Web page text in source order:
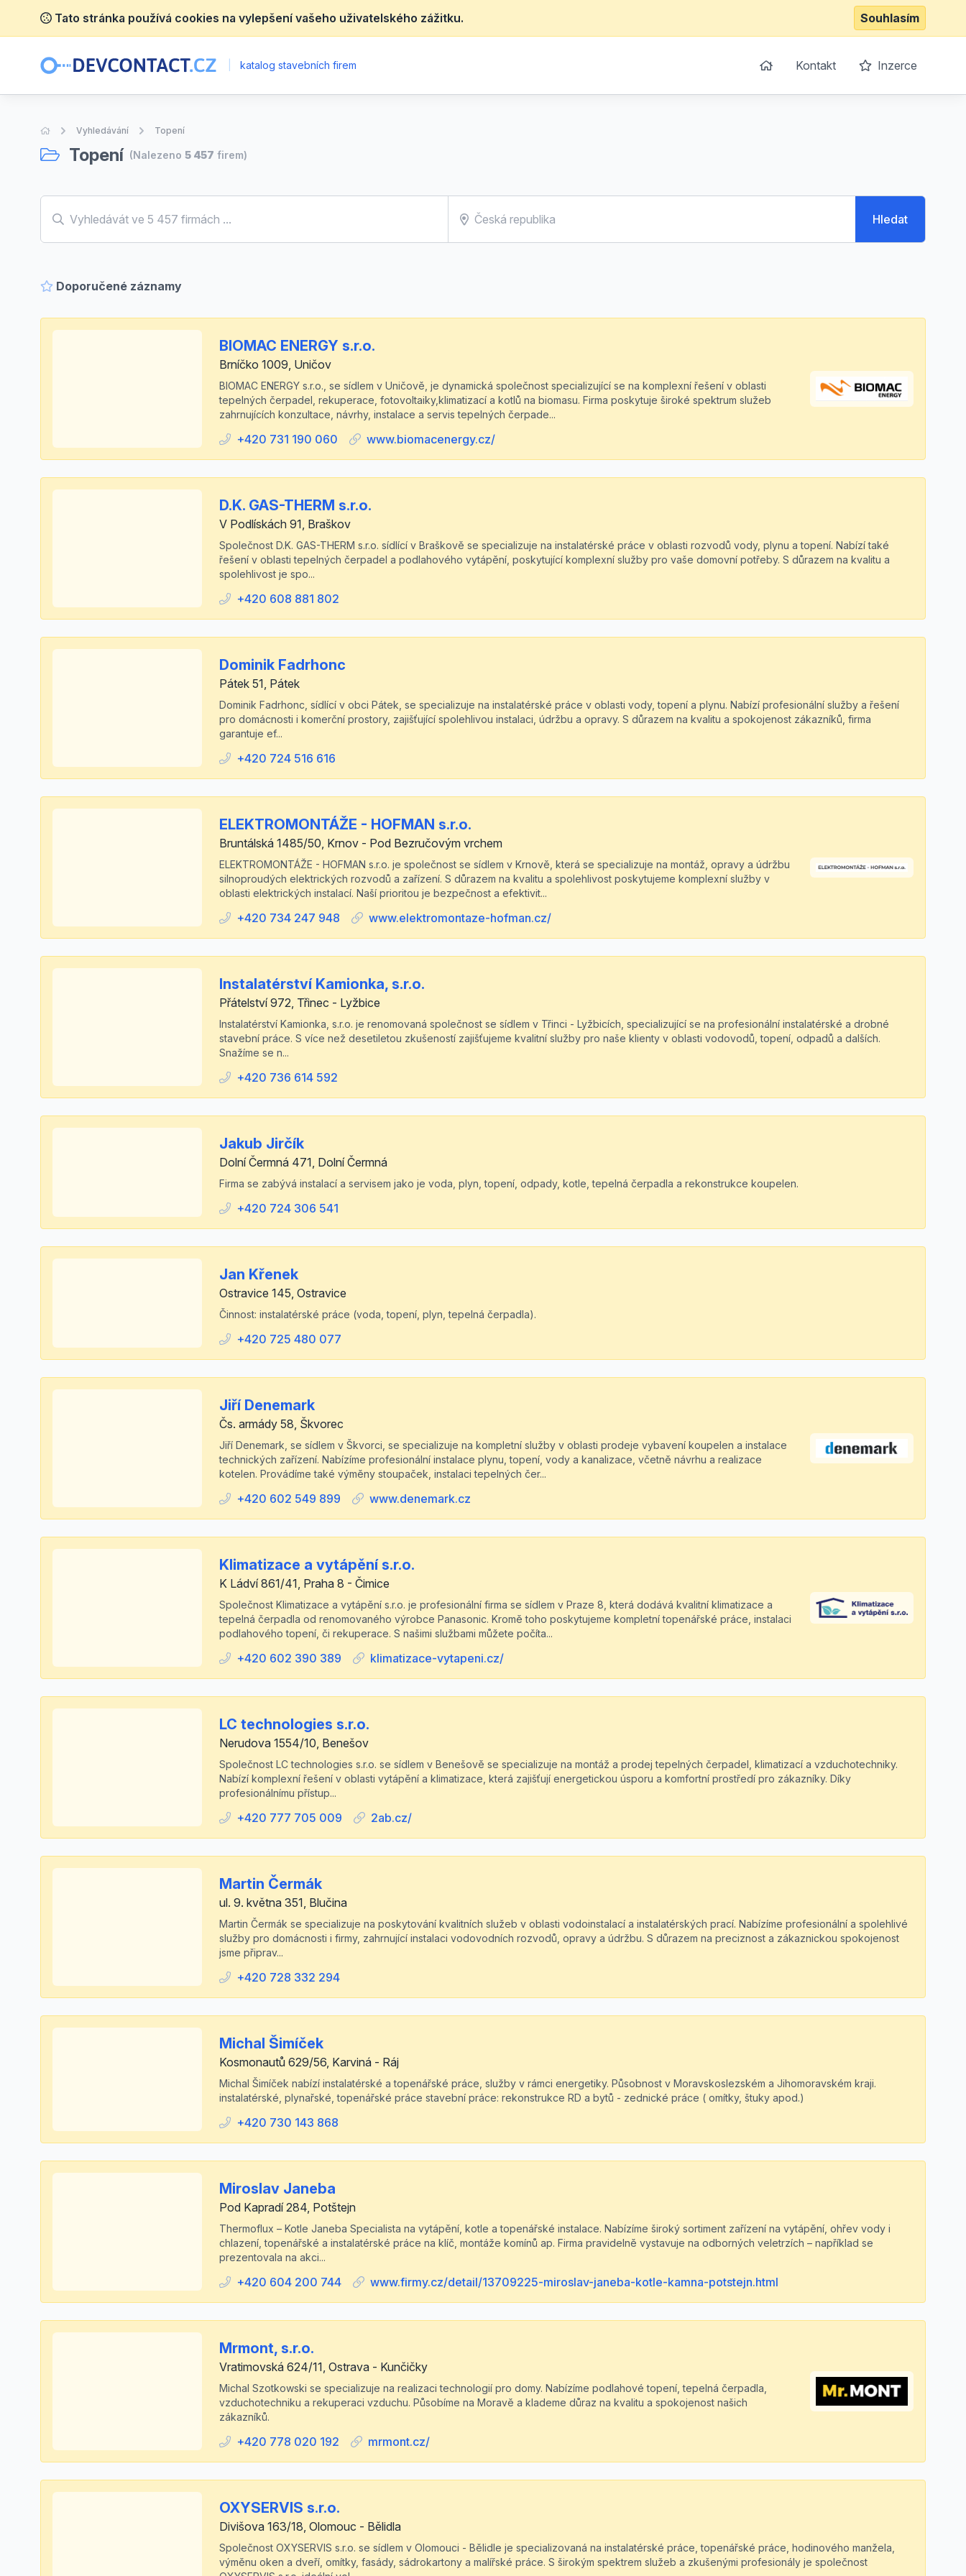
Tato stránka používá cookies na vylepšení vašeho uživatelského zážitku. Souhlasím
katalog stavebních firem Kontakt Inzerce
Úvodní stránka
Vyhledávání Topení
Topení (Nalezeno 5 457 firem)
Hledat
Doporučené záznamy
BIOMAC ENERGY s.r.o.
Brníčko 1009, Uničov
BIOMAC ENERGY s.r.o., se sídlem v Uničově, je dynamická společnost specializující se na komplexní řešení v oblasti
tepelných čerpadel, rekuperace, fotovoltaiky,klimatizací a kotlů na biomasu. Firma poskytuje široké spektrum služeb
zahrnujících konzultace, návrhy, instalace a servis tepelných čerpade...
+420 731 190 060 www.biomacenergy.cz/
D.K. GAS-THERM s.r.o.
V Podlískách 91, Braškov
Společnost D.K. GAS-THERM s.r.o. sídlící v Braškově se specializuje na instalatérské práce v oblasti rozvodů vody, plynu a topení. Nabízí také
řešení v oblasti tepelných čerpadel a podlahového vytápění, poskytující komplexní služby pro vaše domovní potřeby. S důrazem na kvalitu a
spolehlivost je spo...
+420 608 881 802
Dominik Fadrhonc
Pátek 51, Pátek
Dominik Fadrhonc, sídlící v obci Pátek, se specializuje na instalatérské práce v oblasti vody, topení a plynu. Nabízí profesionální služby a řešení
pro domácnosti i komerční prostory, zajišťující spolehlivou instalaci, údržbu a opravy. S důrazem na kvalitu a spokojenost zákazníků, firma
garantuje ef...
+420 724 516 616
ELEKTROMONTÁŽE - HOFMAN s.r.o.
Bruntálská 1485/50, Krnov - Pod Bezručovým vrchem
ELEKTROMONTÁŽE - HOFMAN s.r.o. je společnost se sídlem v Krnově, která se specializuje na montáž, opravy a údržbu
silnoproudých elektrických rozvodů a zařízení. S důrazem na kvalitu a spolehlivost poskytujeme komplexní služby v
oblasti elektrických instalací. Naší prioritou je bezpečnost a efektivit...
+420 734 247 948 www.elektromontaze-hofman.cz/
Instalatérství Kamionka, s.r.o.
Přátelství 972, Třinec - Lyžbice
Instalatérství Kamionka, s.r.o. je renomovaná společnost se sídlem v Třinci - Lyžbicích, specializující se na profesionální instalatérské a drobné
stavební práce. S více než desetiletou zkušeností zajišťujeme kvalitní služby pro naše klienty v oblasti vodovodů, topení, odpadů a dalších.
Snažíme se n...
+420 736 614 592
Jakub Jirčík
Dolní Čermná 471, Dolní Čermná
Firma se zabývá instalací a servisem jako je voda, plyn, topení, odpady, kotle, tepelná čerpadla a rekonstrukce koupelen.
+420 724 306 541
Jan Křenek
Ostravice 145, Ostravice
Činnost: instalatérské práce (voda, topení, plyn, tepelná čerpadla).
+420 725 480 077
Jiří Denemark
Čs. armády 58, Škvorec
Jiří Denemark, se sídlem v Škvorci, se specializuje na kompletní služby v oblasti prodeje vybavení koupelen a instalace
technických zařízení. Nabízíme profesionální instalace plynu, topení, vody a kanalizace, včetně návrhu a realizace
kotelen. Provádíme také výměny stoupaček, instalaci tepelných čer...
+420 602 549 899 www.denemark.cz
Klimatizace a vytápění s.r.o.
K Ládví 861/41, Praha 8 - Čimice
Společnost Klimatizace a vytápění s.r.o. je profesionální firma se sídlem v Praze 8, která dodává kvalitní klimatizace a
tepelná čerpadla od renomovaného výrobce Panasonic. Kromě toho poskytujeme kompletní topenářské práce, instalaci
podlahového topení, či rekuperace. S našimi službami můžete počíta...
+420 602 390 389 klimatizace-vytapeni.cz/
LC technologies s.r.o.
Nerudova 1554/10, Benešov
Společnost LC technologies s.r.o. se sídlem v Benešově se specializuje na montáž a prodej tepelných čerpadel, klimatizací a vzduchotechniky.
Nabízí komplexní řešení v oblasti vytápění a klimatizace, která zajišťují energetickou úsporu a komfortní prostředí pro zákazníky. Díky
profesionálnímu přístup...
+420 777 705 009 2ab.cz/
Martin Čermák
ul. 9. května 351, Blučina
Martin Čermák se specializuje na poskytování kvalitních služeb v oblasti vodoinstalací a instalatérských prací. Nabízíme profesionální a spolehlivé
služby pro domácnosti i firmy, zahrnující instalaci vodovodních rozvodů, opravy a údržbu. S důrazem na preciznost a zákaznickou spokojenost
jsme připrav...
+420 728 332 294
Michal Šimíček
Kosmonautů 629/56, Karviná - Ráj
Michal Šimíček nabízí instalatérské a topenářské práce, služby v rámci energetiky. Působnost v Moravskoslezském a Jihomoravském kraji.
instalatérské, plynařské, topenářské práce stavební práce: rekonstrukce RD a bytů - zednické práce ( omítky, štuky apod.)
+420 730 143 868
Miroslav Janeba
Pod Kapradí 284, Potštejn
Thermoflux – Kotle Janeba Specialista na vytápění, kotle a topenářské instalace. Nabízíme široký sortiment zařízení na vytápění, ohřev vody i
chlazení, topenářské a instalatérské práce na klíč, montáže komínů ap. Firma pravidelně vystavuje na odborných veletrzích – například se
prezentovala na akci...
+420 604 200 744 www.firmy.cz/detail/13709225-miroslav-janeba-kotle-kamna-potstejn.html
Mrmont, s.r.o.
Vratimovská 624/11, Ostrava - Kunčičky
Michal Szotkowski se specializuje na realizaci technologií pro domy. Nabízíme podlahové topení, tepelná čerpadla,
vzduchotechniku a rekuperaci vzduchu. Působíme na Moravě a klademe důraz na kvalitu a spokojenost našich
zákazníků.
+420 778 020 192 mrmont.cz/
OXYSERVIS s.r.o.
Divišova 163/18, Olomouc - Bělidla
Společnost OXYSERVIS s.r.o. se sídlem v Olomouci - Bělidle je specializovaná na instalatérské práce, topenářské práce, hodinového manžela,
výměnu oken a dveří, omítky, fasády, sádrokartony a malířské práce. S širokým spektrem služeb a zkušenými profesionály je společnost